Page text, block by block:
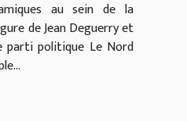
au sein de la
de Jean Deguerry et
parti politique Le Nord